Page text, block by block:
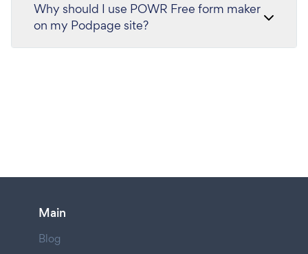
Why should I use POWR Free form maker
on my Podpage site?
Main
Blog